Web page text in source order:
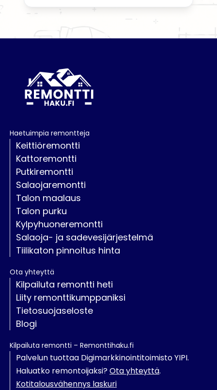
Haetuimpia remontteja
Keittiöremontti
Kattoremontti
Putkiremontti
Salaojaremontti
Talon maalaus
Talon purku
Kylpyhuoneremontti
Salaoja- ja sadevesijärjestelmä
Tiilikaton pinnoitus hinta
Ota yhteyttä
Kilpailuta remontti heti
Liity remonttikumppaniksi
Tietosuojaseloste
Blogi
Kilpailuta remontti – Remonttihaku.fi
Palvelun tuottaa Digimarkkinointitoimisto YIPI.
Haluatko remontoijaksi?Ota yhteyttä.
Kotitalousvähennys laskuri